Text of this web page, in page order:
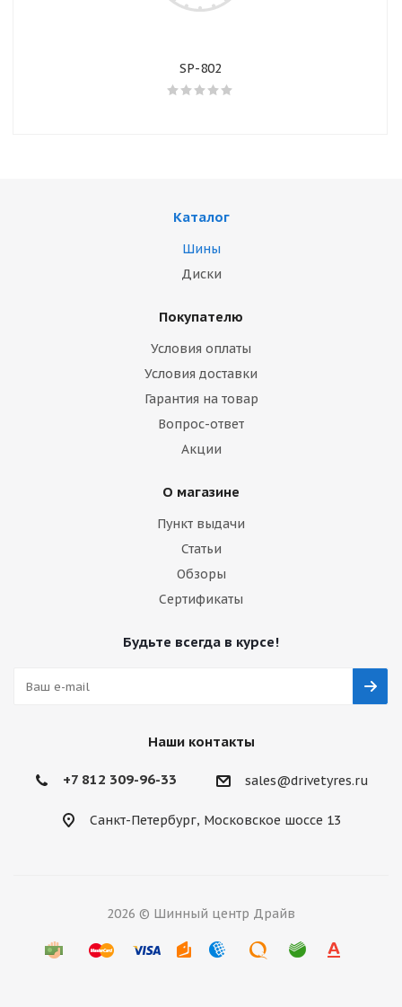
SP-802
Каталог
Шины
Диски
Покупателю
Условия оплаты
Условия доставки
Гарантия на товар
Вопрос-ответ
Акции
О магазине
Пункт выдачи
Статьи
Обзоры
Сертификаты
Будьте всегда в курсе!
Наши контакты
+7 812 309-96-33 sales@drivetyres.ru
Санкт-Петербург, Московское шоссе 13
2026 © Шинный центр Драйв